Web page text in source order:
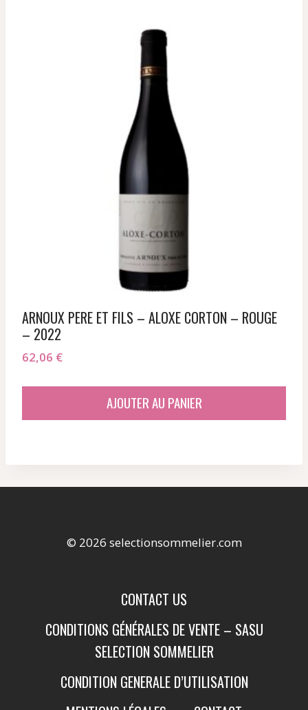
ARNOUX PERE ET FILS – ALOXE CORTON – ROUGE
– 2022
62,06 €
AJOUTER AU PANIER
© 2026 selectionsommelier.com
CONTACT US
CONDITIONS GÉNÉRALES DE VENTE – SASU
SELECTION SOMMELIER
CONDITION GENERALE D’UTILISATION